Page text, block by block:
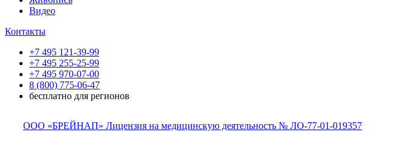
Видео
Контакты
+7 495 121-39-99
+7 495 255-25-99
+7 495 970-07-00
8 (800) 775-06-47
бесплатно для регионов
ООО «БРЕЙНАП» Лицензия на медицинскую деятельность № ЛО-77-01-019357